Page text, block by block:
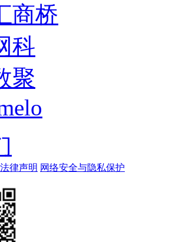
商桥
科
聚
法律声明 网络安全与隐私保护